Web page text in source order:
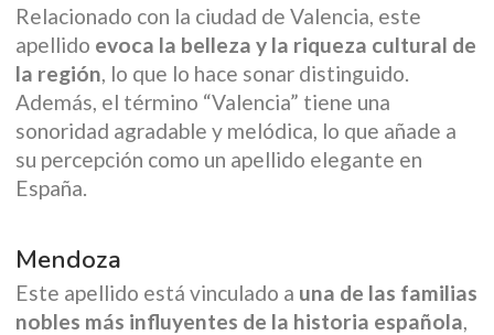
Relacionado con la ciudad de Valencia, este
apellido evoca la belleza y la riqueza cultural de
la región , lo que lo hace sonar distinguido.
Además, el término “Valencia” tiene una
sonoridad agradable y melódica, lo que añade a
su percepción como un apellido elegante en
España.
Mendoza
Este apellido está vinculado a una de las familias
nobles más influyentes de la historia española,